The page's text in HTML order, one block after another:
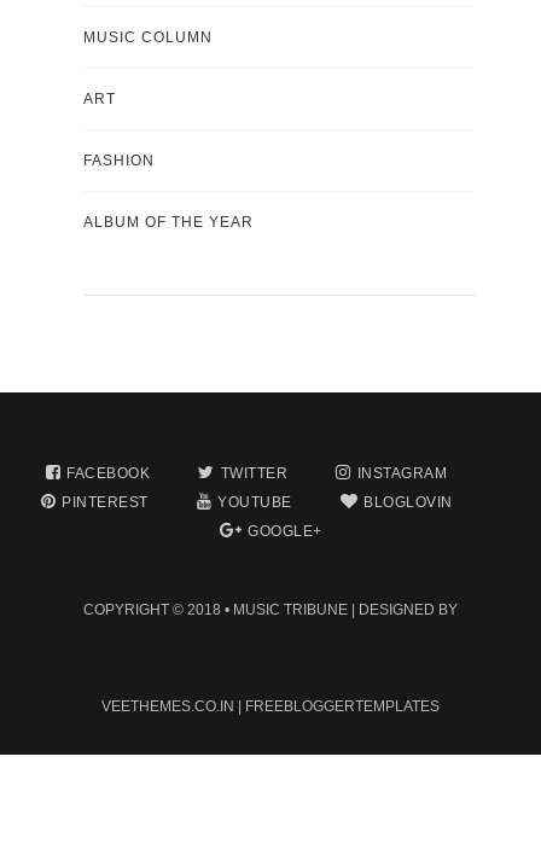
MUSIC COLUMN
ART
FASHION
ALBUM OF THE YEAR
FACEBOOK TWITTER
INSTAGRAM
PINTEREST
YOUTUBE
BLOGLOVIN
GOOGLE+
COPYRIGHT © 2018 • MUSIC TRIBUNE | DESIGNED BY
VEETHEMES.CO.IN | FREEBLOGGERTEMPLATES